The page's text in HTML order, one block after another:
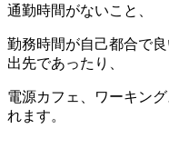
通勤時間がないこと、
勤務時間が自己都合で
出先であったり、
電源カフェ、ワーキン
れます。